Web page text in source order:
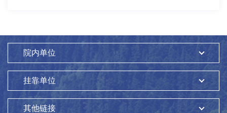
院内单位
挂靠单位
其他链接